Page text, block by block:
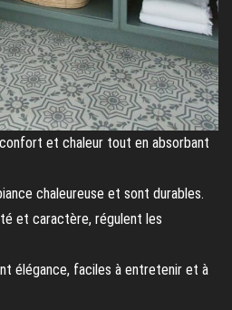
et chaleur tout en absorbant
chaleureuse et sont durables.
et caractère, régulent les
élégance, faciles à entretenir et à